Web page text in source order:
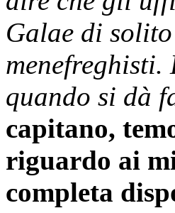
Galae di
menefreghisti.
quando si dà
capitano,
riguardo ai
completa